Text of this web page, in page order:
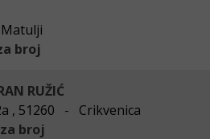
broj
RUŽIĆ
, 51260 - Crikvenica
broj